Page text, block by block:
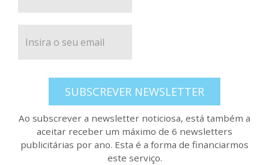
SUBSCREVER NEWSLETTER
Ao subscrever a newsletter noticiosa, está também a
aceitar receber um máximo de 6 newsletters
publicitárias por ano. Esta é a forma de financiarmos
este serviço.